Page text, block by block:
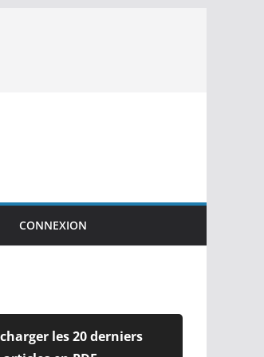
CONNEXION
les 20 derniers